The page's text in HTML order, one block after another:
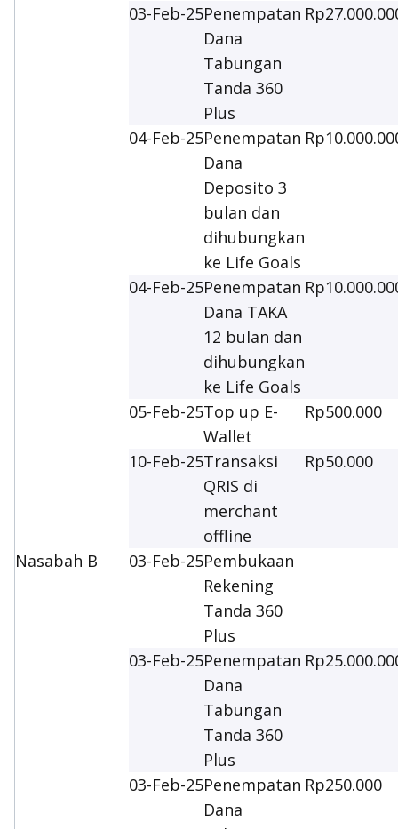
03-Feb-25Penempatan
Dana
Tabungan
Tanda 360
Plus
04-Feb-25Penempatan
Dana
Deposito 3
bulan dan
dihubungkan
ke Life Goals
04-Feb-25Penempatan
Dana TAKA
12 bulan dan
dihubungkan
ke Life Goals
05-Feb-25Top up E-
Wallet
Rp500.000
10-Feb-25Transaksi
QRIS di
merchant
offline
Rp50.000
Nasabah B 03-Feb-25Pembukaan
Rekening
Tanda 360
Plus
03-Feb-25Penempatan
Dana
Tabungan
Tanda 360
Plus
03-Feb-25Penempatan
Dana
Rp250.000